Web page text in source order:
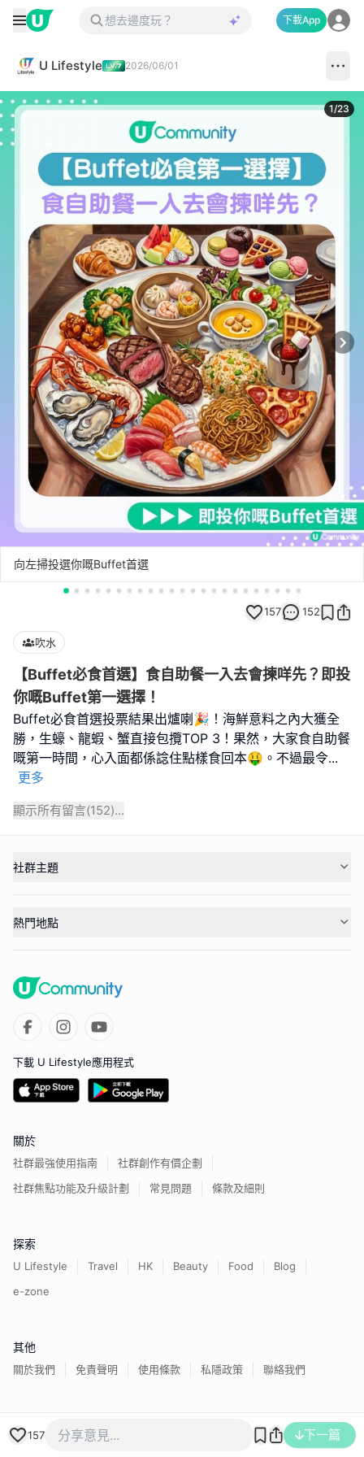
下載App
U Lifestyle 2026/06/01
向左掃投選你嘅Buffet首選
1/23
157 152
吹水
【Buffet必食首選】食自助餐一入去會揀咩先？即投
你嘅Buffet第一選擇！
Buffet必食首選投票結果出爐喇🎉！海鮮意料之內大獲全
勝，生蠔、龍蝦、蟹直接包攬TOP 3！果然，大家食自助餐
嘅第一時間，心入面都係諗住點樣食回本🤑。不過最令...
更多
顯示所有留言(152)...
157 下一篇
社群主題
熱門地點
下載 U Lifestyle應用程式
關於
社群最強使用指南
社群創作有價企劃
社群焦點功能及升級計劃
常見問題 條款及細則
探索
U Lifestyle Travel HK Beauty Food
Blog
e-zone
其他
關於我們 免責聲明 使用條款 私隱政策 聯絡我們
香港經濟日報版權所有©